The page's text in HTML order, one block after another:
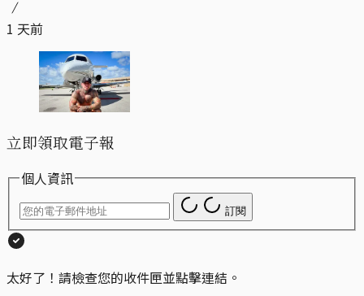
1 天前
立即領取電子報
個人資訊
訂閱
太好了！請檢查您的收件匣並點擊連結。